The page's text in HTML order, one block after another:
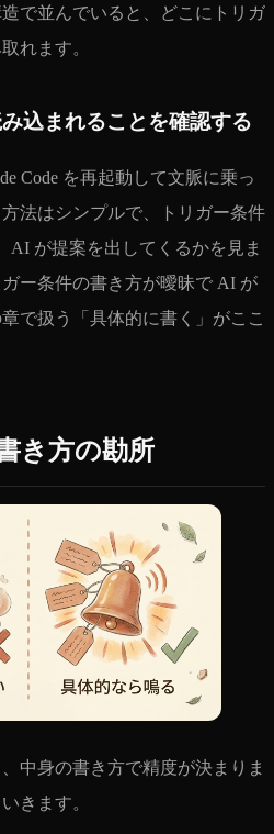
で並んでいると、どこにトリガ
れます。
込まれることを確認する
Code を再起動して文脈に乗っ
法はシンプルで、トリガー条件
AI が提案を出してくるかを見ま
ー条件の書き方が曖昧で AI が
で扱う「具体的に書く」がここ
き方の勘所
中身の書き方で精度が決まりま
きます。